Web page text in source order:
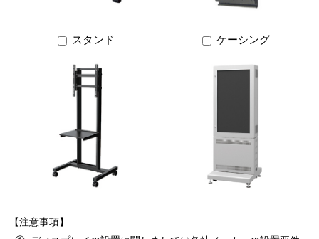
スタンド ケーシング
【注意事項】